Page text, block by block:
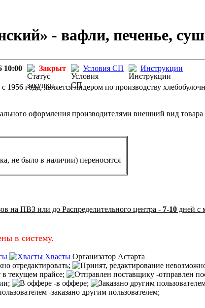
- вафли, печенье,
10:00 Закрыт Условия СП Инструкции
года, является лидером по производству
оформления производителями внешний вид
не было в наличии) переносятся
на ПВЗ или до Распределительного центра - 7-10 дней с
в систему.
Хвасты Организатор Астарта
отредактировать;
в текущем прайсе;
-отправлен
-в оффере;
-заказано другим пользователем;